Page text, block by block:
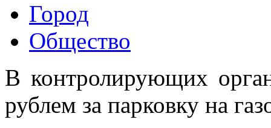
Город
Общество
В контролирующих
рублем за парковку на